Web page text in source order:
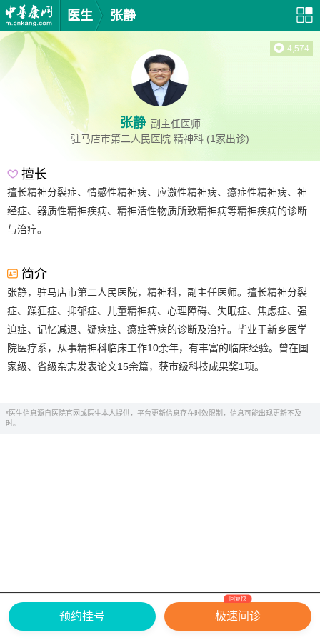
医生 张静
张静 副主任医师
驻马店市第二人民医院 精神科 (1家出诊)
4,574
擅长
擅长精神分裂症、情感性精神病、应激性精神病、癔症性精神病、神
经症、器质性精神疾病、精神活性物质所致精神病等精神疾病的诊断
与治疗。
简介
张静，驻马店市第二人民医院，精神科，副主任医师。擅长精神分裂
症、躁狂症、抑郁症、儿童精神病、心理障碍、失眠症、焦虑症、强
迫症、记忆减退、疑病症、癔症等病的诊断及治疗。毕业于新乡医学
院医疗系，从事精神科临床工作10余年，有丰富的临床经验。曾在国
家级、省级杂志发表论文15余篇，获市级科技成果奖1项。
*医生信息源自医院官网或医生本人提供，平台更新信息存在时效限制，信息可能出现更新不及
时。
网上有害信息举报专区
关于我们
Copyright ©
2026 中华康网 版权所有
预约挂号 极速问诊
回复快